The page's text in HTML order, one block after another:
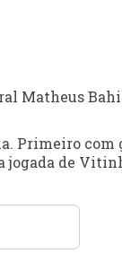
Matheus
Primeiro com
jogada de